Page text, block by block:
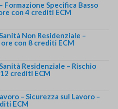
Formazione Specifica Basso
con 4 crediti ECM
Non Residenziale –
con 8 crediti ECM
Residenziale – Rischio
crediti ECM
– Sicurezza sul Lavoro –
ECM